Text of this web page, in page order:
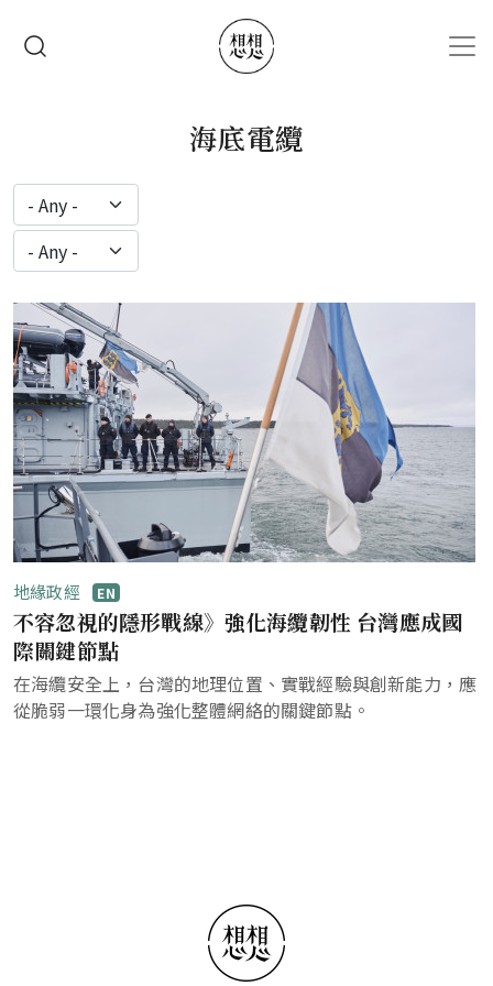
海底電纜
地緣政經 EN
不容忽視的隱形戰線》強化海纜韌性 台灣應成國
際關鍵節點
在海纜安全上，台灣的地理位置、實戰經驗與創新能力，應
從脆弱一環化身為強化整體網絡的關鍵節點。